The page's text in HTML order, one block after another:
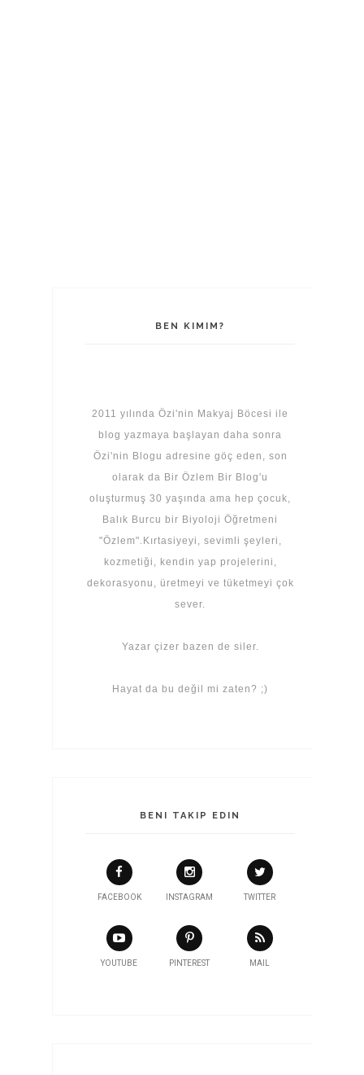
BEN KIMIM?
2011 yılında Özi'nin Makyaj Böcesi ile
blog yazmaya başlayan daha sonra
Özi'nin Blogu adresine göç eden, son
olarak da Bir Özlem Bir Blog'u
oluşturmuş 30 yaşında ama hep çocuk,
Balık Burcu bir Biyoloji Öğretmeni
"Özlem".Kırtasiyeyi, sevimli şeyleri,
kozmetiği, kendin yap projelerini,
dekorasyonu, üretmeyi ve tüketmeyi çok
sever.
Yazar çizer bazen de siler.
Hayat da bu değil mi zaten? ;)
BENI TAKIP EDIN
FACEBOOK INSTAGRAM TWITTER
YOUTUBE PINTEREST MAIL